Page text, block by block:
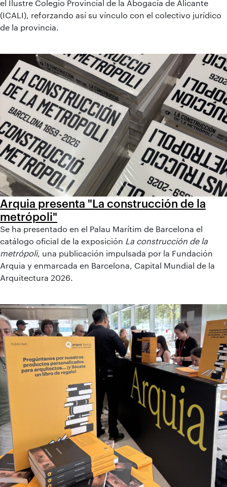
el Ilustre Colegio Provincial de la Abogacía de Alicante
(ICALI), reforzando así su vínculo con el colectivo jurídico
de la provincia.
Arquia presenta "La construcción de la
metrópoli"
Se ha presentado en el Palau Marítim de Barcelona el
catálogo oficial de la exposición La construcción de la
metrópoli, una publicación impulsada por la Fundación
Arquia y enmarcada en Barcelona, Capital Mundial de la
Arquitectura 2026.